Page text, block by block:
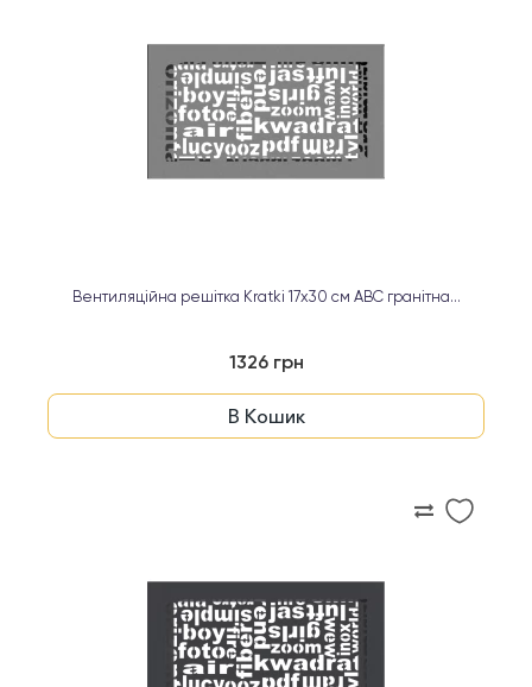
Вентиляційна решітка Kratki 17х30 см ABC гранітна...
1326 грн
В Кошик